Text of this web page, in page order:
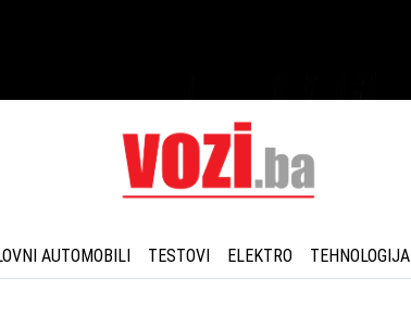
AUTOMOBILI TESTOVI ELEKTRO TEHNOLOGIJA